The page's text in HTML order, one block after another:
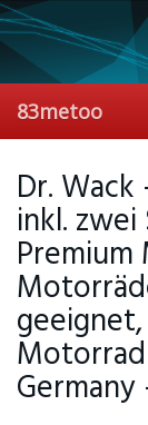
Skip
to
content
83metoo
Dr.
inkl.
Germany